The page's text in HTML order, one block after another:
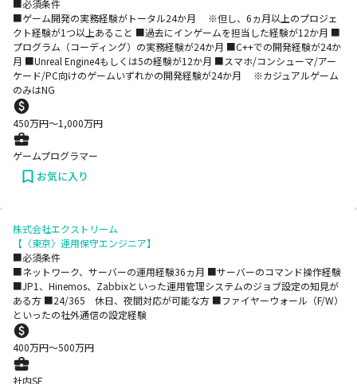
■必須条件
■ゲーム開発の実務経験がトータル24か月 ※但し、6ヵ月以上のプロジェ
クト経験が1つ以上あること ■過去にインゲームを担当した経験が12か月 ■
プログラム（コーディング）の実務経験が24か月 ■C++での開発経験が24か
月 ■Unreal Engine4もしくは5の経験が12か月 ■スマホ/コンシューマ/アー
ケード/PC向けのゲームいずれかの開発経験が24か月 ※カジュアルゲーム
のみはNG
450万円〜1,000万円
ゲームプログラマー
お気に入り
株式会社エクストリーム
【〈東京〉運用保守エンジニア】
■必須条件
■ネットワーク、サーバーの運用経験36ヵ月 ■サーバーのコマンド操作経験
■JP1、Hinemos、Zabbixといった運用管理システムのジョブ設定の知見が
ある方 ■24/365 休日、夜間対応が可能な方 ■ファイヤーウォール（F/W）
といったの社外通信の設定経験
400万円〜500万円
社内SE